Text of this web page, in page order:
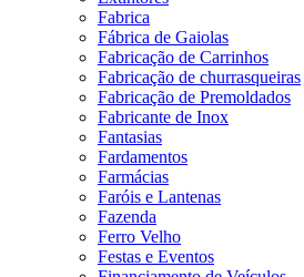
Fabrica
Fábrica de Gaiolas
Fabricação de Carrinhos
Fabricação de churrasqueiras
Fabricação de Premoldados
Fabricante de Inox
Fantasias
Fardamentos
Farmácias
Faróis e Lantenas
Fazenda
Ferro Velho
Festas e Eventos